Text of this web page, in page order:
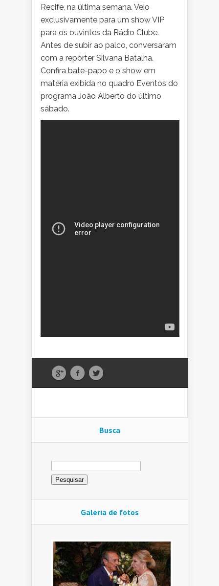
Recife, na última semana. Veio
exclusivamente para um show VIP
para os ouvintes da Rádio Clube.
Antes de subir ao palco, conversaram
com a repórter Silvana Batalha.
Confira bate-papo e o show em
matéria exibida no quadro Eventos do
programa João Alberto do último
sábado.
Busca
Pesquisar
por:
Galeria de fotos